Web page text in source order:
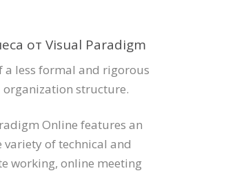
от Visual Paradigm
a less formal and rigorous
organization structure.
Online features an
of technical and
working, online meeting